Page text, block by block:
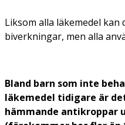
Liksom alla läkemedel kan
biverkningar, men alla
Bland barn som inte
läkemedel tidigare är
hämmande antikroppar